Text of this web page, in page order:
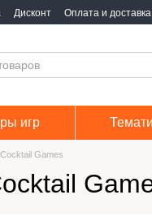
Дисконт Оплата и доставка
игр
Games